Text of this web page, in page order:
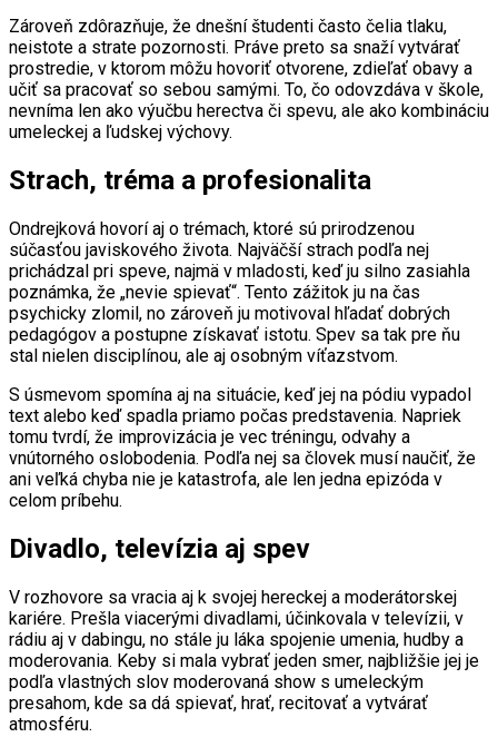
Zároveň zdôrazňuje, že dnešní študenti často čelia tlaku,
neistote a strate pozornosti. Práve preto sa snaží vytvárať
prostredie, v ktorom môžu hovoriť otvorene, zdieľať obavy a
učiť sa pracovať so sebou samými. To, čo odovzdáva v škole,
nevníma len ako výučbu herectva či spevu, ale ako kombináciu
umeleckej a ľudskej výchovy.
Strach, tréma a profesionalita
Ondrejková hovorí aj o trémach, ktoré sú prirodzenou
súčasťou javiskového života. Najväčší strach podľa nej
prichádzal pri speve, najmä v mladosti, keď ju silno zasiahla
poznámka, že „nevie spievať“. Tento zážitok ju na čas
psychicky zlomil, no zároveň ju motivoval hľadať dobrých
pedagógov a postupne získavať istotu. Spev sa tak pre ňu
stal nielen disciplínou, ale aj osobným víťazstvom.
S úsmevom spomína aj na situácie, keď jej na pódiu vypadol
text alebo keď spadla priamo počas predstavenia. Napriek
tomu tvrdí, že improvizácia je vec tréningu, odvahy a
vnútorného oslobodenia. Podľa nej sa človek musí naučiť, že
ani veľká chyba nie je katastrofa, ale len jedna epizóda v
celom príbehu.
Divadlo, televízia aj spev
V rozhovore sa vracia aj k svojej hereckej a moderátorskej
kariére. Prešla viacerými divadlami, účinkovala v televízii, v
rádiu aj v dabingu, no stále ju láka spojenie umenia, hudby a
moderovania. Keby si mala vybrať jeden smer, najbližšie jej je
podľa vlastných slov moderovaná show s umeleckým
presahom, kde sa dá spievať, hrať, recitovať a vytvárať
atmosféru.